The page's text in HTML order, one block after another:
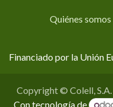
Quiénes somos
Financiado por la Unión
Copyright © Colell, S.A.
Con tecnología de